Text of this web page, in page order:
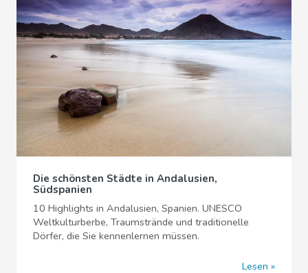
Die schönsten Städte in Andalusien,
Südspanien
10 Highlights in Andalusien, Spanien. UNESCO
Weltkulturberbe, Traumstrände und traditionelle
Dörfer, die Sie kennenlernen müssen.
Lesen